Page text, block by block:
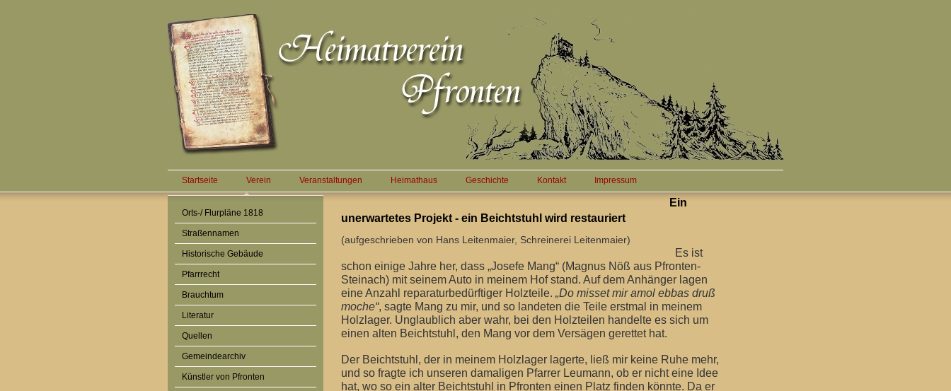
Startseite Verein Veranstaltungen Heimathaus Geschichte Kontakt Impressum
Orts-/ Flurpläne 1818
Straßennamen
Historische Gebäude
Pfarrrecht
Brauchtum
Literatur
Quellen
Gemeindearchiv
Künstler von Pfronten
Ein
unerwartetes Projekt - ein Beichtstuhl wird restauriert
(aufgeschrieben von Hans Leitenmaier, Schreinerei Leitenmaier)
Es ist
schon einige Jahre her, dass „Josefe Mang“ (Magnus Nöß aus Pfronten-
Steinach) mit seinem Auto in meinem Hof stand. Auf dem Anhänger lagen
eine Anzahl reparaturbedürftiger Holzteile. „Do misset mir amol ebbas druß
moche“, sagte Mang zu mir, und so landeten die Teile erstmal in meinem
Holzlager. Unglaublich aber wahr, bei den Holzteilen handelte es sich um
einen alten Beichtstuhl, den Mang vor dem Versägen gerettet hat.
Der Beichtstuhl, der in meinem Holzlager lagerte, ließ mir keine Ruhe mehr,
und so fragte ich unseren damaligen Pfarrer Leumann, ob er nicht eine Idee
hat, wo so ein alter Beichtstuhl in Pfronten einen Platz finden könnte. Da er